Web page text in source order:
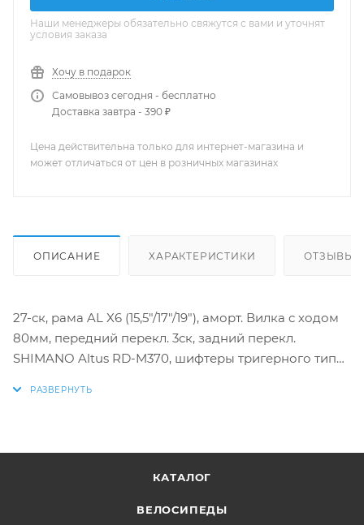
Наши менеджеры обязательно свяжутся с вами и уточнят
условия заказа
Хочу в подарок
Самовывоз сегодня - бесплатно
Доставка завтра - 390 ₽
Цена действительна только для интернет-магазина и
может отличаться от цен в розничных магазинах
ОПИСАНИЕ ХАРАКТЕРИСТИКИ ОТЗЫВЫ
27-ск, рама AL X6 (15,5"/17"/19"), аморт. Вилка с ходом
80мм, передний перекл. 3ск, задний перекл.
SHIMANO Altus RD-M370, шифтеры тригерного типа,
КАТАЛОГ
ВЕЛОСИПЕДЫ